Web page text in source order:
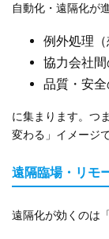
自動化・遠隔化が
例外処理（
協力会社
品質・安全
に集まります。つ
変わる」イメージで
遠隔臨場・リモ
遠隔化が効くのは